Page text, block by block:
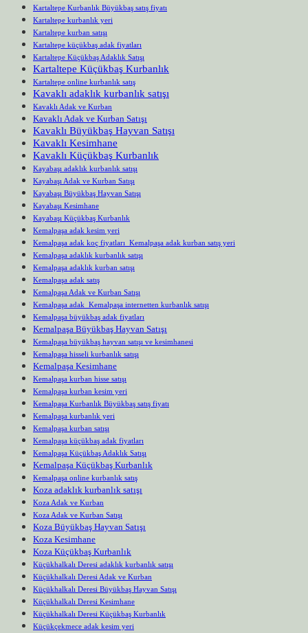
Kartaltepe Kurbanlık Büyükbaş satış fiyatı
Kartaltepe kurbanlık yeri
Kartaltepe kurban satışı
Kartaltepe küçükbaş adak fiyatları
Kartaltepe Küçükbaş Adaklık Satışı
Kartaltepe Küçükbaş Kurbanlık
Kartaltepe online kurbanlık satış
Kavaklı adaklık kurbanlık satışı
Kavaklı Adak ve Kurban
Kavaklı Adak ve Kurban Satışı
Kavaklı Büyükbaş Hayvan Satışı
Kavaklı Kesimhane
Kavaklı Küçükbaş Kurbanlık
Kayabaşı adaklık kurbanlık satışı
Kayabaşı Adak ve Kurban Satışı
Kayabaşı Büyükbaş Hayvan Satışı
Kayabaşı Kesimhane
Kayabaşı Küçükbaş Kurbanlık
Kemalpaşa adak kesim yeri
Kemalpaşa adak koç fiyatları Kemalpaşa adak kurban satış yeri
Kemalpaşa adaklık kurbanlık satışı
Kemalpaşa adaklık kurban satışı
Kemalpaşa adak satış
Kemalpaşa Adak ve Kurban Satışı
Kemalpaşa adak Kemalpaşa internetten kurbanlık satışı
Kemalpaşa büyükbaş adak fiyatları
Kemalpaşa Büyükbaş Hayvan Satışı
Kemalpaşa büyükbaş hayvan satışı ve kesimhanesi
Kemalpaşa hisseli kurbanlık satışı
Kemalpaşa Kesimhane
Kemalpaşa kurban hisse satışı
Kemalpaşa kurban kesim yeri
Kemalpaşa Kurbanlık Büyükbaş satış fiyatı
Kemalpaşa kurbanlık yeri
Kemalpaşa kurban satışı
Kemalpaşa küçükbaş adak fiyatları
Kemalpaşa Küçükbaş Adaklık Satışı
Kemalpaşa Küçükbaş Kurbanlık
Kemalpaşa online kurbanlık satış
Koza adaklık kurbanlık satışı
Koza Adak ve Kurban
Koza Adak ve Kurban Satışı
Koza Büyükbaş Hayvan Satışı
Koza Kesimhane
Koza Küçükbaş Kurbanlık
Küçükhalkalı Deresi adaklık kurbanlık satışı
Küçükhalkalı Deresi Adak ve Kurban
Küçükhalkalı Deresi Büyükbaş Hayvan Satışı
Küçükhalkalı Deresi Kesimhane
Küçükhalkalı Deresi Küçükbaş Kurbanlık
Küçükçekmece adak kesim yeri